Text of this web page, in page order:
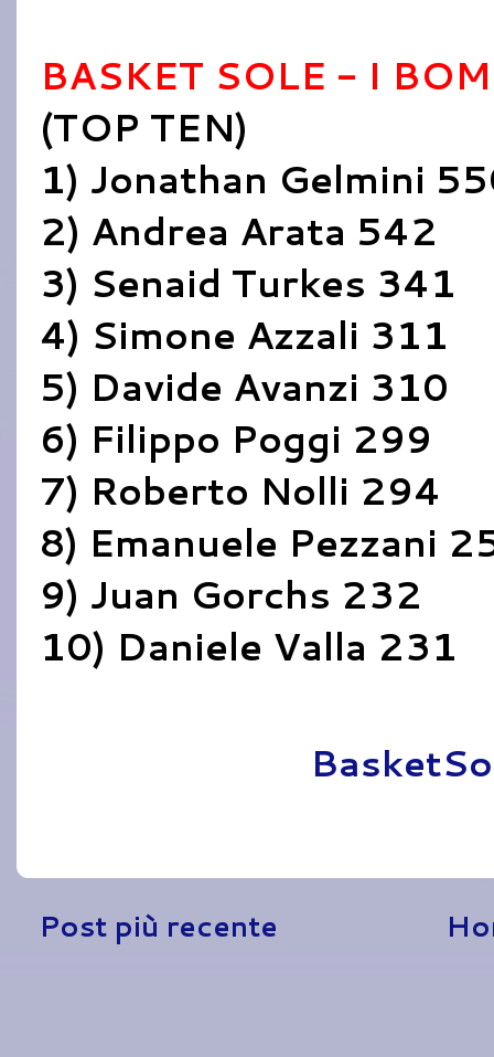
BASKET SOLE - I
(TOP TEN)
1) Jonathan Gelmini
2) Andrea Arata 542
3) Senaid Turkes 341
4) Simone Azzali 311
5) Davide Avanzi 310
6) Filippo Poggi 299
7) Roberto Nolli 294
8) Emanuele Pezzani
9) Juan Gorchs 232
10) Daniele Valla 231
Post più recente